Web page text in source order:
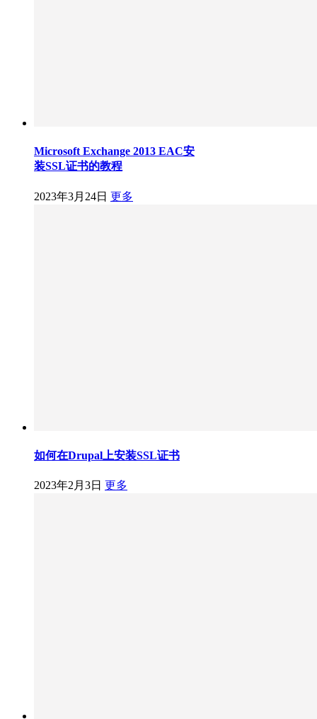
Microsoft Exchange 2013 EAC安
装SSL证书的教程
2023年3月24日 更多
如何在Drupal上安装SSL证书
2023年2月3日 更多